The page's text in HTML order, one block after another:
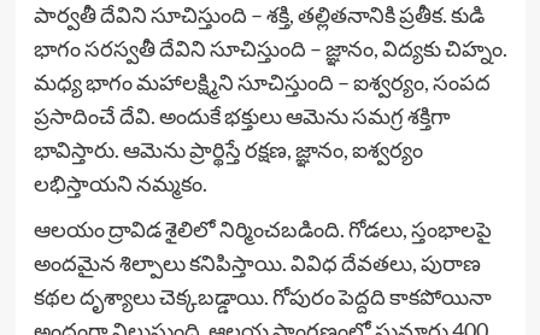
పార్వతీ దేవిని సూచిస్తుంది – శక్తి, తల్లితనానికి ప్రతీక. కుడి
భాగం సరస్వతీ దేవిని సూచిస్తుంది – జ్ఞానం, విద్యకు చిహ్నం.
మధ్య భాగం మహాలక్ష్మిని సూచిస్తుంది – ఐశ్వర్యం, సంపద
ప్రసాదించే దేవి. అందుకే భక్తులు ఆమెను సమగ్ర శక్తిగా
భావిస్తారు. ఆమెను ప్రార్థిస్తే రక్షణ, జ్ఞానం, ఐశ్వర్యం
లభిస్తాయని నమ్మకం.
ఆలయం ద్రావిడ శైలిలో నిర్మించబడింది. గోడలు, స్తంభాలపై
అందమైన శిల్పాలు కనిపిస్తాయి. వివిధ దేవతలు, పురాణ
కథల దృశ్యాలు చెక్కబడ్డాయి. గోపురం పెద్దది కాకపోయినా